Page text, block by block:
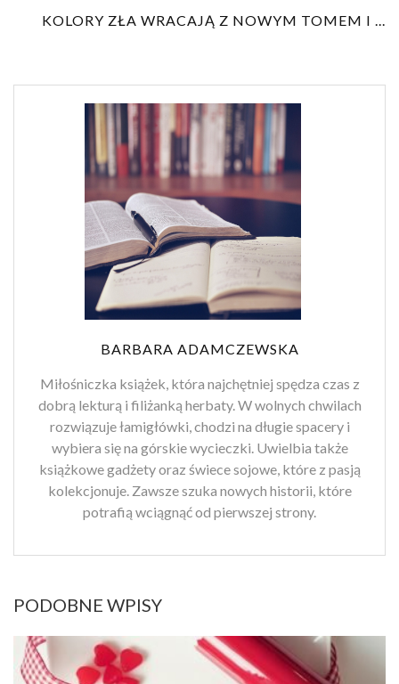
KOLORY ZŁA WRACAJĄ Z NOWYM TOMEM I ...
BARBARA ADAMCZEWSKA
Miłośniczka książek, która najchętniej spędza czas z
dobrą lekturą i filiżanką herbaty. W wolnych chwilach
rozwiązuje łamigłówki, chodzi na długie spacery i
wybiera się na górskie wycieczki. Uwielbia także
książkowe gadżety oraz świece sojowe, które z pasją
kolekcjonuje. Zawsze szuka nowych historii, które
potrafią wciągnąć od pierwszej strony.
PODOBNE WPISY